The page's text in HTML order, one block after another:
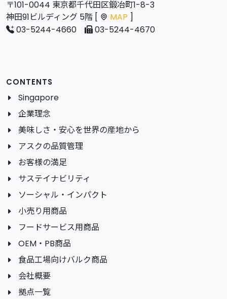
〒101-0044 東京都千代田区鍛冶町1-8-3
神田91ビルディング 5階 [
MAP ]
03-5244-4660
03-5244-4670
CONTENTS
Singapore
企業理念
美味しさ・安心を世界の産地から
アスクの品質管理
お客様の満足
サステイナビリティ
ソーシャル・インパクト
小売り用商品
フードサービス用商品
OEM・PB商品
食品工場向けバルク商品
会社概要
拠点一覧